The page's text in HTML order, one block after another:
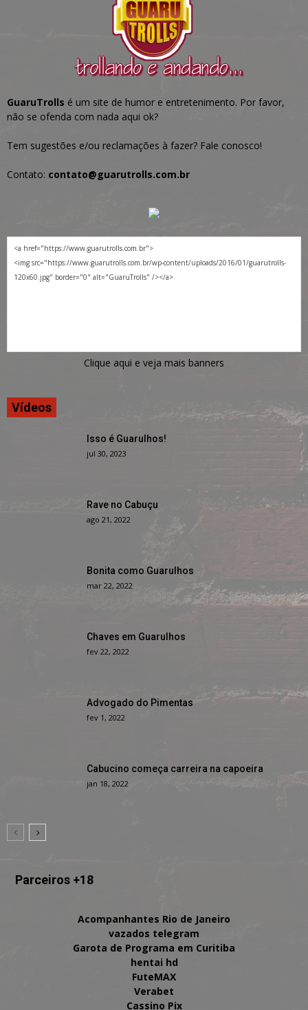
GuaruTrolls é um site de humor e entretenimento. Por favor,
não se ofenda com nada aqui ok?
Tem sugestões e/ou reclamações à fazer? Fale conosco!
Contato: contato@guarutrolls.com.br
Clique aqui e veja mais banners
Vídeos
Isso é Guarulhos!
jul 30, 2023
Rave no Cabuçu
ago 21, 2022
Bonita como Guarulhos
mar 22, 2022
Chaves em Guarulhos
fev 22, 2022
Advogado do Pimentas
fev 1, 2022
Cabucino começa carreira na capoeira
jan 18, 2022
Parceiros +18
Acompanhantes Rio de Janeiro
vazados telegram
Garota de Programa em Curitiba
hentai hd
FuteMAX
Verabet
Cassino Pix